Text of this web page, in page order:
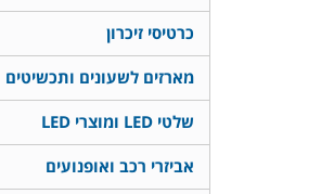
כרטיסי זיכרון
מארזים לשעונים ותכשיטים
שלטי LED ומוצרי LED
אביזרי רכב ואופנועים